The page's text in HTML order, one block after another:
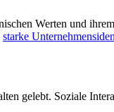
Werten und
starke
gelebt. Soziale